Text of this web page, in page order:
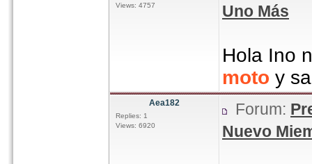
Views: 4757 Uno Más
Hola Ino
moto y
Aea182
Replies: 1
Views: 6920
Forum:
Nuevo